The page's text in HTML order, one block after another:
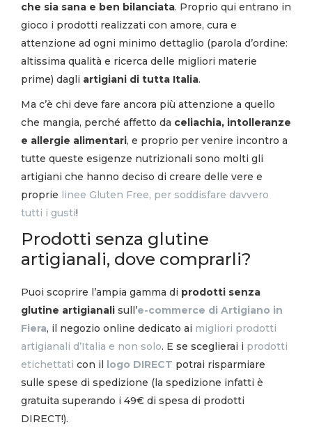
che sia sana e ben bilanciata. Proprio qui entrano in
gioco i prodotti realizzati con amore, cura e
attenzione ad ogni minimo dettaglio (parola d’ordine:
altissima qualità e ricerca delle migliori materie
prime) dagli artigiani di tutta Italia.
Ma c’è chi deve fare ancora più attenzione a quello
che mangia, perché affetto da celiachia, intolleranze
e allergie alimentari, e proprio per venire incontro a
tutte queste esigenze nutrizionali sono molti gli
artigiani che hanno deciso di creare delle vere e
proprie linee Gluten Free, per soddisfare davvero
tutti i gusti!
Prodotti senza glutine
artigianali, dove comprarli?
Puoi scoprire l’ampia gamma di prodotti senza
glutine artigianali sull’e-commerce di Artigiano in
Fiera, il negozio online dedicato ai migliori prodotti
artigianali d’Italia e non solo. E se sceglierai i prodotti
etichettati con il logo DIRECT potrai risparmiare
sulle spese di spedizione (la spedizione infatti è
gratuita superando i 49€ di spesa di prodotti
DIRECT!).